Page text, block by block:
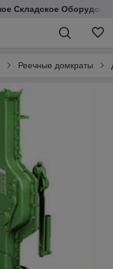
Складское
Реечные домкраты